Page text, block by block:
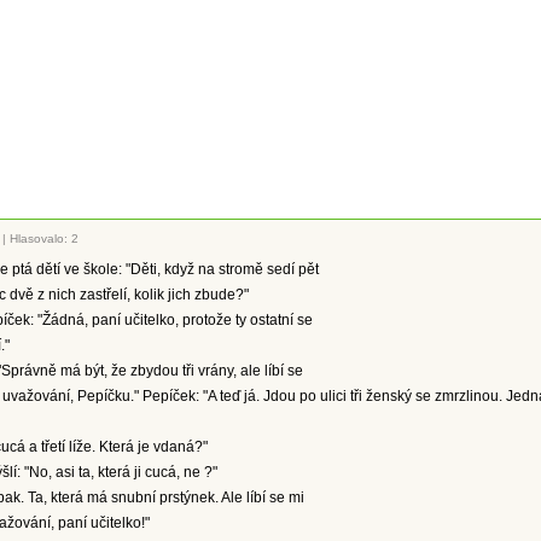
| Hlasovalo: 2
ptá dětí ve škole: "Děti, když na stromě sedí pět
dvě z nich zastřelí, kolik jich zbude?"
"Žádná, paní učitelko, protože ty ostatní se
má být, že zbydou tři vrány, ale líbí se
Pepíčku." Pepíček: "A teď já. Jdou po ulici tři ženský se zmrzlinou.
a třetí líže. Která je vdaná?"
"No, asi ta, která ji cucá, ne ?"
Ta, která má snubní prstýnek. Ale líbí se mi
paní učitelko!"